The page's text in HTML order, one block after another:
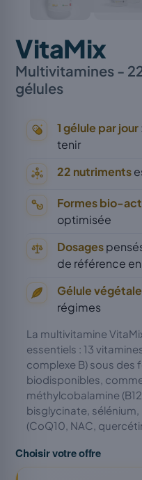
VitaMix
Multivitamines -
gélules
1 gélule par jour
tenir
22 nutriments
Formes bio-
optimisée
Dosages
de référence
Gélule végétale
régimes
La multivitamine
essentiels : 13
complexe B) sous des
biodisponibles,
méthylcobalamine
bisglycinate,
(CoQ10, NAC,
Choisir votre offre